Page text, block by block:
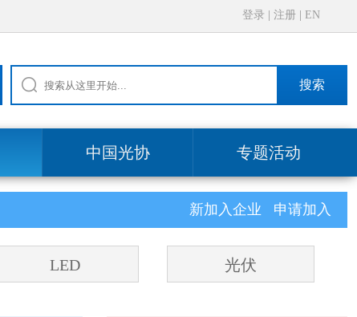
登录 注册 EN
搜索
中国光协 专题活动
新加入企业 申请加入
LED 光伏